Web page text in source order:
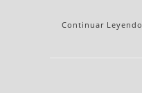
Continuar Leyendo